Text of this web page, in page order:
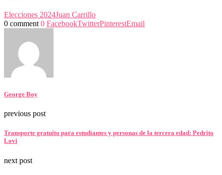
Elecciones 2024Juan Carrillo
0 comment 0 FacebookTwitterPinterestEmail
George Boy
previous post
Transporte gratuito para estudiantes y personas de la tercera edad: Pedrito
Lovi
next post